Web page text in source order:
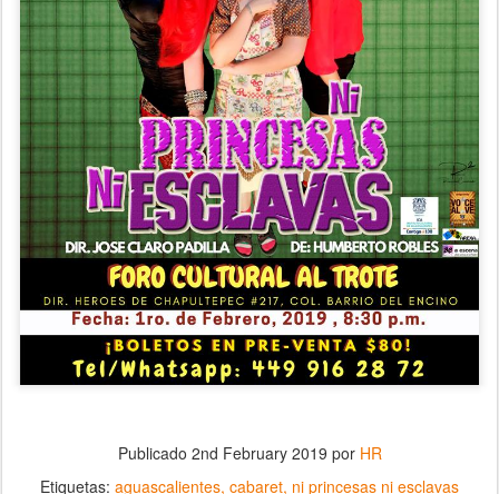
Publicado 2nd February 2019 por HR
Etiquetas: aguascalientes cabaret ni princesas ni esclavas